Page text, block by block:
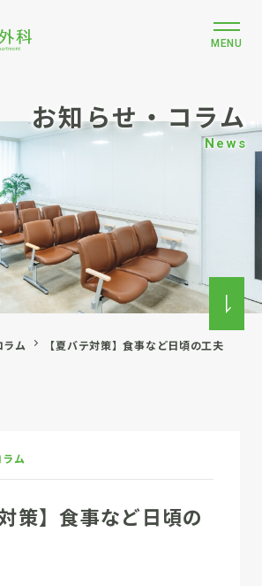
MENU
お知らせ・コラム
News
ラム 【夏バテ対策】食事など日頃の工夫
ラム
策】食事など日頃の